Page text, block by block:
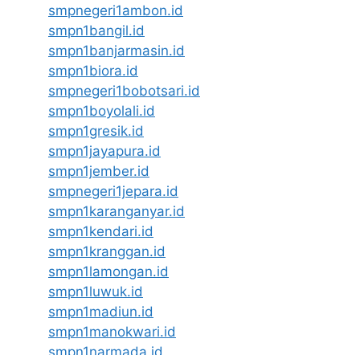
smpnegeri1ambon.id
smpn1bangil.id
smpn1banjarmasin.id
smpn1biora.id
smpnegeri1bobotsari.id
smpn1boyolali.id
smpn1gresik.id
smpn1jayapura.id
smpn1jember.id
smpnegeri1jepara.id
smpn1karanganyar.id
smpn1kendari.id
smpn1kranggan.id
smpn1lamongan.id
smpn1luwuk.id
smpn1madiun.id
smpn1manokwari.id